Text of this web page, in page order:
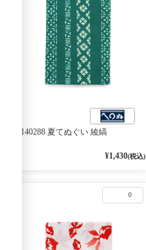
6140288 夏てぬぐい 綾縞
¥1,430(税込)
0